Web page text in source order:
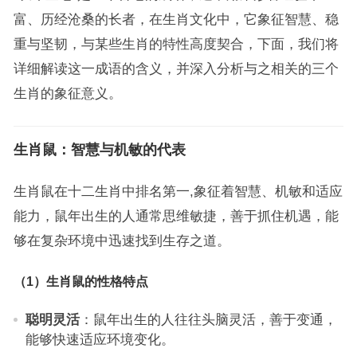
富、历经沧桑的长者，在生肖文化中，它象征智慧、稳
重与坚韧，与某些生肖的特性高度契合，下面，我们将
详细解读这一成语的含义，并深入分析与之相关的三个
生肖的象征意义。
生肖鼠：智慧与机敏的代表
生肖鼠在十二生肖中排名第一,象征着智慧、机敏和适应
能力，鼠年出生的人通常思维敏捷，善于抓住机遇，能
够在复杂环境中迅速找到生存之道。
（1）生肖鼠的性格特点
聪明灵活：鼠年出生的人往往头脑灵活，善于变通，
能够快速适应环境变化。